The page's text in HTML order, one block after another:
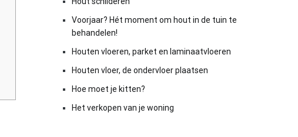
Voorjaar? Hét moment om hout in de tuin te
behandelen!
Houten vloeren, parket en laminaatvloeren
Houten vloer, de ondervloer plaatsen
Hoe moet je kitten?
Het verkopen van je woning